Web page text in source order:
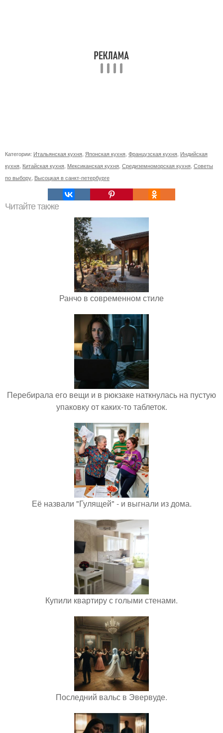
Категории: Итальянская кухня Японская кухня Французская кухня Индийская
кухня Китайская кухня Мексиканская кухня Средиземноморская кухня Советы
по выбору Высоцкая в санкт-петербурге
Читайте также
Ранчо в современном стиле
Перебирала его вещи и в рюкзаке наткнулась на пустую
упаковку от каких-то таблеток.
Её назвали "Гулящей" - и выгнали из дома.
Купили квартиру с голыми стенами.
Последний вальс в Эвервуде.